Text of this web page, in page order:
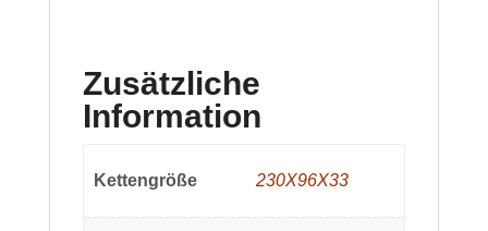
Zusätzliche
Information
Kettengröße 230X96X33